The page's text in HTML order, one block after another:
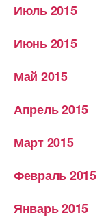
Июль 2015
Июнь 2015
Май 2015
Апрель 2015
Март 2015
Февраль 2015
Январь 2015